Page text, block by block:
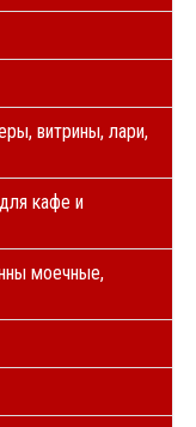
витрины, лари,
кафе и
моечные,